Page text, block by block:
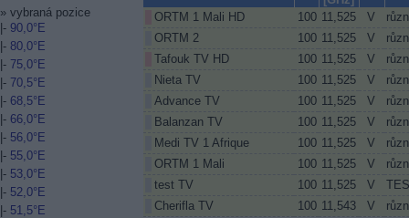
» vybraná pozice
|- 90,0°E
|- 80,0°E
|- 75,0°E
|- 70,5°E
|- 68,5°E
|- 66,0°E
|- 56,0°E
|- 55,0°E
|- 53,0°E
|- 52,0°E
|- 51,5°E
ORTM 1 Mali HD
100 11,525 V
ORTM 2
100 11,525 V
Tafouk TV HD
100 11,525 V
Nieta TV
100 11,525 V
Advance TV
100 11,525 V
Balanzan TV
100 11,525 V
Medi TV 1 Afrique
100 11,525 V
ORTM 1 Mali
100 11,525 V
test TV
100 11,525 V
Cherifla TV
100 11,543 V